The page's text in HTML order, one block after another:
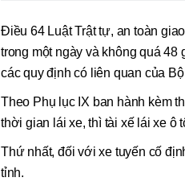
Điều 64 Luật Trật tự, an toàn
trong một ngày và không quá
các quy định có liên quan của
Theo Phụ lục IX ban hành kèm
thời gian lái xe, thì tài xế lái xe ô
Thứ nhất, đối với xe tuyến cố
tỉnh.